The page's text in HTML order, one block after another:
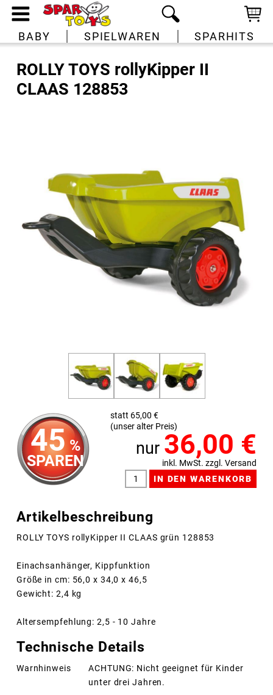
BABY SPIELWAREN SPARHITS
ROLLY TOYS rollyKipper II
CLAAS 128853
45 %
SPAREN
statt 65,00 €
(unser alter Preis)
nur 36,00 €
inkl. MwSt. zzgl. Versand
Artikelbeschreibung
ROLLY TOYS rollyKipper II CLAAS grün 128853
Einachsanhänger, Kippfunktion
Größe in cm: 56,0 x 34,0 x 46,5
Gewicht: 2,4 kg
Altersempfehlung: 2,5 - 10 Jahre
Technische Details
Warnhinweis
ACHTUNG: Nicht geeignet für Kinder
unter drei Jahren.